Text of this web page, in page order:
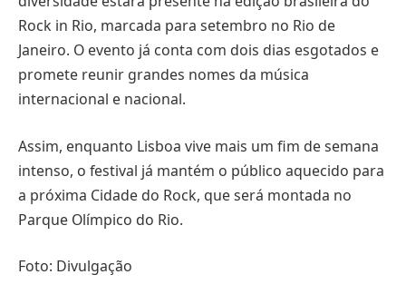
Rock in Rio, marcada para setembro no Rio de
Janeiro. O evento já conta com dois dias esgotados e
promete reunir grandes nomes da música
internacional e nacional.
Assim, enquanto Lisboa vive mais um fim de semana
intenso, o festival já mantém o público aquecido para
a próxima Cidade do Rock, que será montada no
Parque Olímpico do Rio.
Foto: Divulgação